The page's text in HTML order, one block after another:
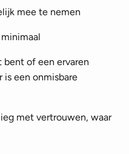
mee te nemen
of een ervaren
is een onmisbare
met vertrouwen, waar